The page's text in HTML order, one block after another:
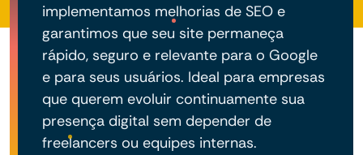
implementamos melhorias de SEO e
garantimos que seu site permaneça
rápido, seguro e relevante para o Google
e para seus usuários. Ideal para empresas
que querem evoluir continuamente sua
presença digital sem depender de
freelancers ou equipes internas.